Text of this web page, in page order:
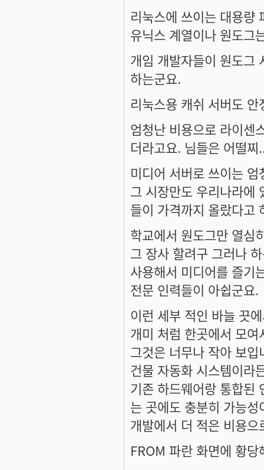
리눅스에 쓰이는 대용량
유닉스 계열이나 원도그
개임 개발자들이 원도그
하는군요.
리눅스용 캐쉬 서버도
엄청난 비용으로 라이센
더라고요. 님들은 어떨찌
미디어 서버로 쓰이는
그 시장만도 우리나라에
들이 가격까지 올랐다고
학교에서 원도그만 열심
그 장사 할려구 그러나
사용해서 미디어를 즐기
전문 인력들이 아쉽군요.
이런 세부 적인 바늘 끗
개미 처럼 한곳에서 모
그것은 너무나 작아 보입
건물 자동화 시스템이라
기존 하드웨어랑 통합된
는 곳에도 충분히 가능
개발에서 더 적은 비용
FROM 파란 화면에 황